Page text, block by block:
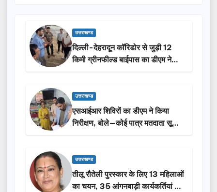
उत्तराखण्ड
दिल्ली-देहरादून कॉरिडोर से जुड़ी 12
किमी ग्रीनफील्ड बाईपास का डीएम ने
किया निरीक्षण…
उत्तराखण्ड
एसआईआर शिविरों का डीएम ने किया
निरीक्षण, बोले—कोई पात्र मतदाता सूची
से न छूटे…
उत्तराखण्ड
तीलू रौतेली पुरस्कार के लिए 13 महिलाओं
का चयन, 35 आंगनबाड़ी कार्यकर्तियां भी